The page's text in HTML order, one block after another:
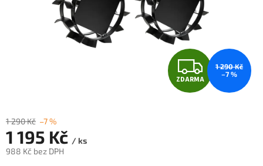
Z
D
ZDARMA
1 290 Kč
–7 %
1 290 Kč –7 %
1 195 Kč / ks
988 Kč bez DPH